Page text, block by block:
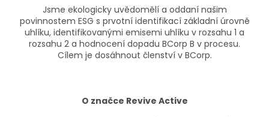
Jsme ekologicky uvědomělí a oddaní našim
povinnostem ESG s prvotní identifikací základní úrovně
uhlíku, identifikovanými emisemi uhlíku v rozsahu 1 a
rozsahu 2 a hodnocení dopadu BCorp B v procesu.
Cílem je dosáhnout členství v BCorp.
O značce Revive Active